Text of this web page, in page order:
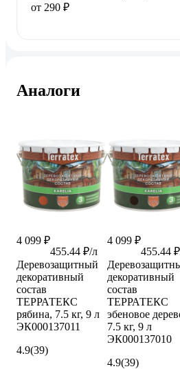
от 290 ₽
Аналоги
4 099 ₽
455.44 ₽/л
Деревозащитный
декоративный
состав
ТЕРРАТЕКС
рябина, 7.5 кг, 9 л
ЭК000137011
4.9(39)
4 099 ₽
455.44
декоративный
состав
ТЕРРАТЕКС
эбеновое
7.5 кг, 9 л
ЭК000137010
4.9(39)